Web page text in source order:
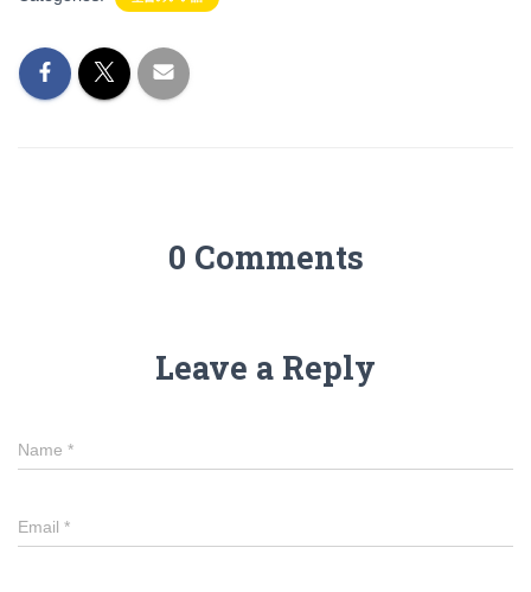
0 Comments
Leave a Reply
Name *
Email *